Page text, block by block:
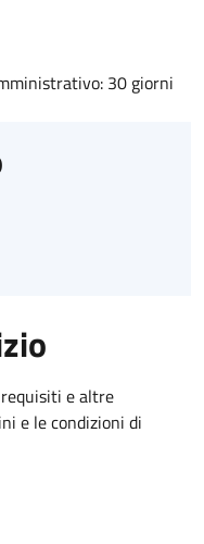
30 giorni
e altre
e le condizioni di